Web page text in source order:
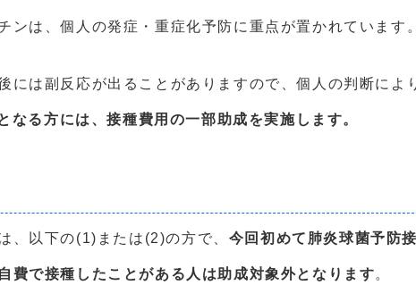
は、個人の発症・重症化予防に重点が置かれていま
は副反応が出ることがありますので、個人の判断によ
る方には、接種費用の一部助成を実施します。
、以下の(1)または(2)の方で、 今回初めて肺炎球菌予防
費で接種したことがある人は助成対象外となります。